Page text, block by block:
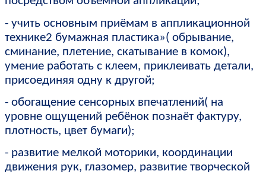
- учить основным приёмам в аппликационной
технике2 бумажная пластика»( обрывание,
сминание, плетение, скатывание в комок),
умение работать с клеем, приклеивать детали,
присоединяя одну к другой;
- обогащение сенсорных впечатлений( на
уровне ощущений ребёнок познаёт фактуру,
плотность, цвет бумаги);
- развитие мелкой моторики, координации
движения рук, глазомер, развитие творческой